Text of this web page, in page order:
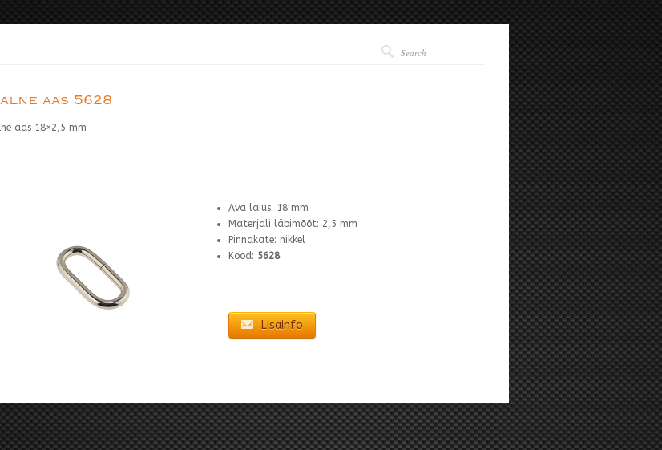
aas 5628
aas 18×2,5 mm
Ava laius: 18 mm
Materjali läbimõõt: 2,5 mm
Pinnakate: nikkel
Kood: 5628
Lisainfo